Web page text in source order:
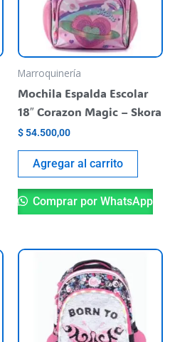
Marroquinería
Mochila Espalda Escolar
18″ Corazon Magic – Skora
$ 54.500,00
Agregar al carrito
Comprar por WhatsApp
Este